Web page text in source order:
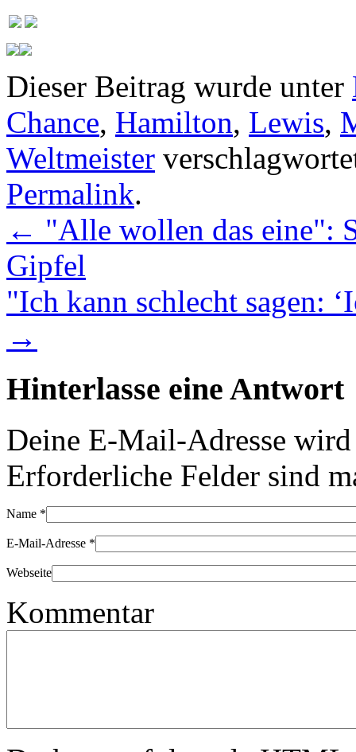
Dieser Beitrag wurde unter
Chance, Hamilton, Lewis,
Weltmeister
Permalink.
← "Alle wollen das eine":
Gipfel
"Ich kann schlecht sagen:
→
Hinterlasse eine Antwort
Deine E-Mail-Adresse
Erforderliche Felder sind
Name *
E-Mail-Adresse *
Webseite
Kommentar